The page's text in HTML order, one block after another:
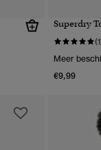
Superdry
Meer
€9,99